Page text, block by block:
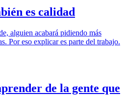
es calidad
alguien acabará pidiendo más
Por eso explicar es parte del trabajo.
de la gente que